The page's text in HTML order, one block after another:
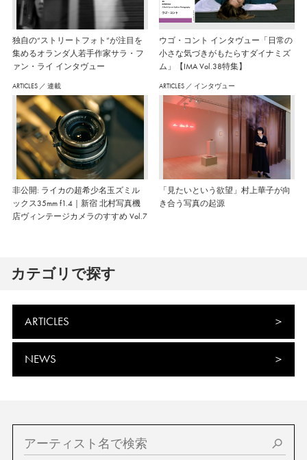
独自の“ストリートフォト”が注目を
集めるオランダ人若手作家サラ・フ
ァン・ライ インタヴュー
ウゴ・コント インタヴュー「日常の
小さな気づきがもたらすダイナミズ
ム」【IMA Vol.38特集】
ARTICLES ／ 連載
非公開: ライカの超希少名玉ズミル
ックス35mm f1.4｜新宿 北村写真機
店ヴィンテージカメラのすすめ Vol.7
ARTICLES ／ インタヴュー
「見たいという欲望」村上華子が向
き合う写真の起源
カテゴリで探す
ARTICLES
NEWS